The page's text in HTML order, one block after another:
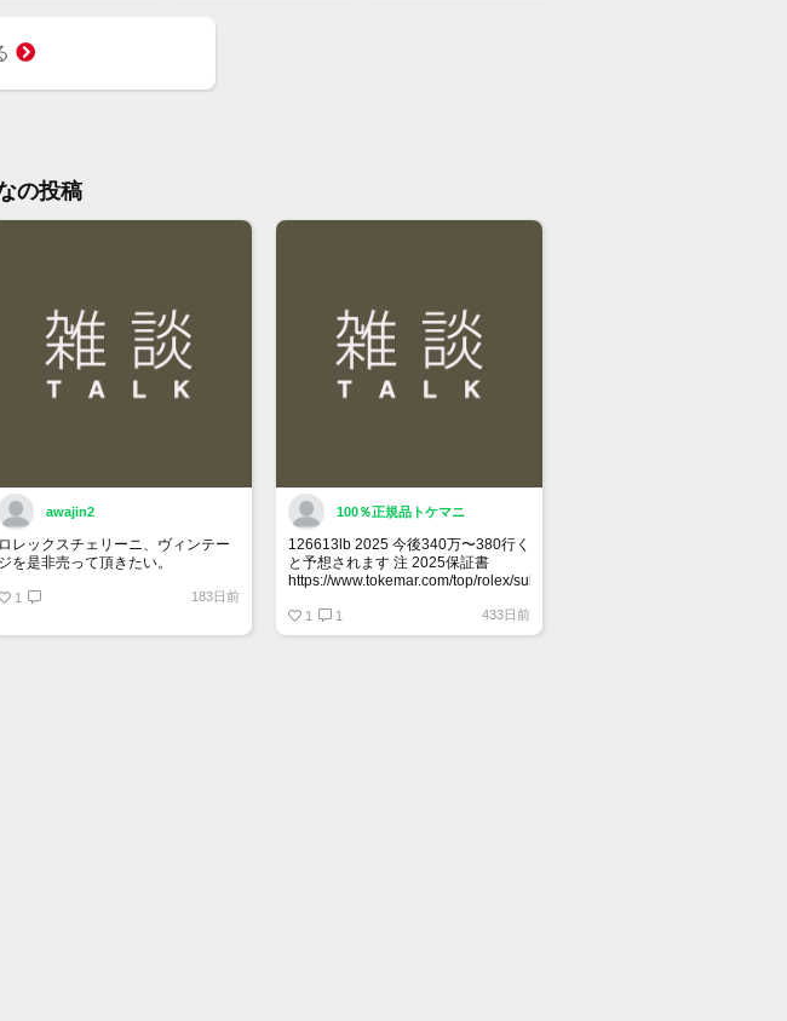
の投稿
awajin2
ロレックスチェリーニ、ヴィンテー
ジを是非売って頂きたい。
1 183日前
100％正規品トケマニ
126613lb 2025 今後340万〜380行く
と予想されます 注 2025保証書
https://www.tokemar.com/top/rolex/submariner/166613lb-
マジ上がる予想しかない
1 1 433日前